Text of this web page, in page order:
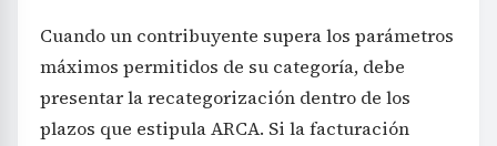
Cuando un contribuyente supera los parámetros
máximos permitidos de su categoría, debe
presentar la recategorización dentro de los
plazos que estipula ARCA. Si la facturación